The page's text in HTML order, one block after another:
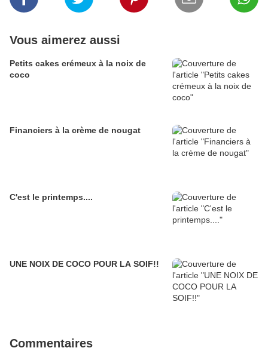
Vous aimerez aussi
Petits cakes crémeux à la noix de
coco
Financiers à la crème de nougat
C'est le printemps....
UNE NOIX DE COCO POUR LA SOIF!!
Commentaires